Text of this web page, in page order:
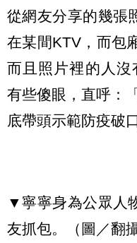
從網友分享的幾張
在某間KTV，而包
而且照片裡的人
有些傻眼，直呼：
底帶頭示範防疫破
▼寧寧身為公眾人
友抓包。（圖／翻